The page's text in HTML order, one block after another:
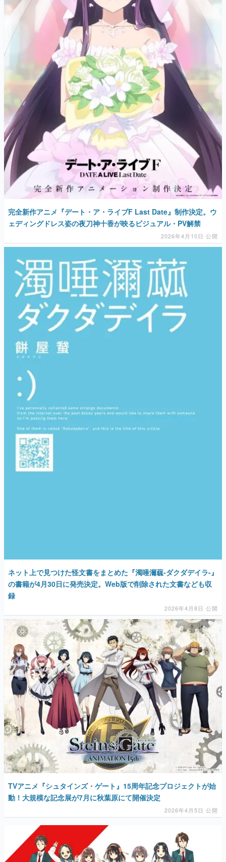
完全新作アニメ『デート・ア・ライブF Last Date』制作決定。ウ
ェディングドレス姿の夜刀神十香が映るビジュアル・PV解禁
2026年4月10日 公開
ネット上で見つけた怪文書をまとめた『濁唾濔蓏-ダクダデイラ-』
の書籍が4月30日に発売決定。Web版で削除された文書なども収
録
2026年4月8日 公開
TVアニメ『シュタインズ・ゲート』15周年記念プロジェクトが始
動！大規模な記念展が7月に秋葉原にて開催決定
2026年4月5日 公開